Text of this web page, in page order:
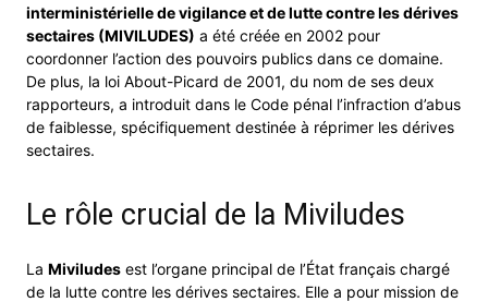
interministérielle de vigilance et de lutte contre les dérives
sectaires (MIVILUDES) a été créée en 2002 pour
coordonner l’action des pouvoirs publics dans ce domaine.
De plus, la loi About-Picard de 2001, du nom de ses deux
rapporteurs, a introduit dans le Code pénal l’infraction d’abus
de faiblesse, spécifiquement destinée à réprimer les dérives
sectaires.
Le rôle crucial de la Miviludes
La Miviludes est l’organe principal de l’État français chargé
de la lutte contre les dérives sectaires. Elle a pour mission de